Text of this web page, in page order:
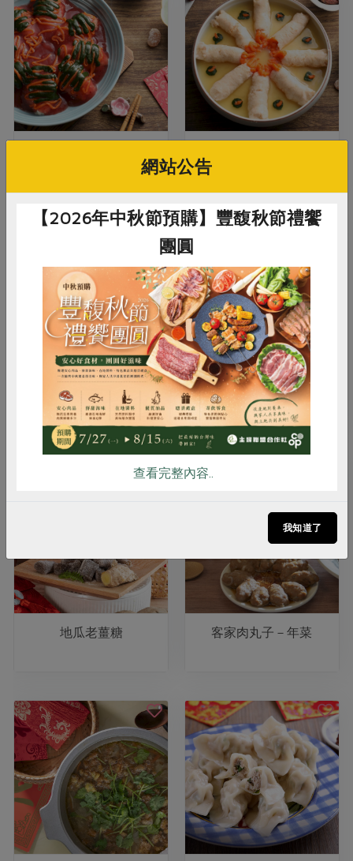
茶香杏仁牛奶糖 三色軟糖
地瓜老薑糖 客家肉丸子－年菜
惜食 RPET 食譜 減硝酸鹽
雞蛋 食安 共同購買
網站公告
【2026年中秋節預購】豐馥秋節禮饗
團圓
查看完整內容..
我知道了